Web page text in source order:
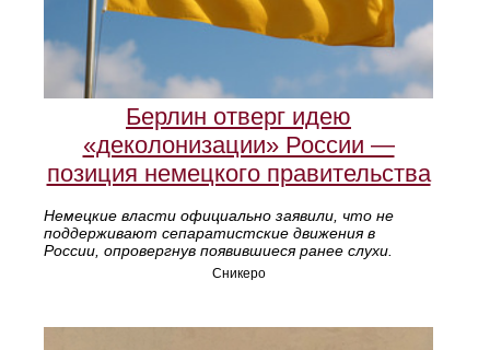
Берлин отверг идею
«деколонизации» России —
позиция немецкого правительства
Немецкие власти официально заявили, что не
поддерживают сепаратистские движения в
России, опровергнув появившиеся ранее слухи.
Сникеро